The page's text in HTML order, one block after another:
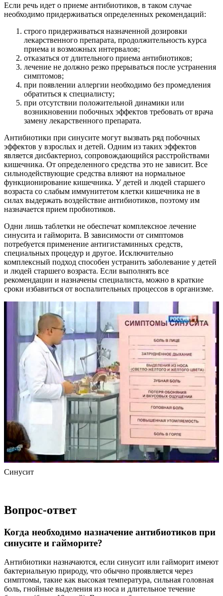
Если речь идет о приеме антибиотиков, в таком случае
необходимо придерживаться определенных рекомендаций:
строго придерживаться назначенной дозировки
лекарственного препарата, продолжительность курса
приема и возможных интервалов;
отказаться от длительного приема антибиотиков;
лечение не должно резко прерываться после устранения
симптомов;
при появлении аллергии необходимо без промедления
обратиться к специалисту;
при отсутствии положительной динамики или
возникновении побочных эффектов требовать от врача
замену лекарственного препарата.
Антибиотики при синусите могут вызвать ряд побочных
эффектов у взрослых и детей. Одним из таких эффектов
является дисбактериоз, сопровождающийся расстройствами
кишечника. От определенного средства это не зависит. Все
сильнодействующие средства влияют на нормальное
функционирование кишечника. У детей и людей старшего
возраста со слабым иммунитетом клетки кишечника не в
силах выдержать воздействие антибиотиков, поэтому им
назначается прием пробиотиков.
Одни лишь таблетки не обеспечат комплексное лечение
синусита и гайморита. В зависимости от симптомов
потребуется применение антигистаминных средств,
специальных процедур и другое. Исключительно
комплексный подход способен устранить заболевание у детей
и людей старшего возраста. Если выполнять все
рекомендации и назначены специалиста, можно в краткие
сроки избавиться от воспалительных процессов в организме.
Синусит
Вопрос-ответ
Когда необходимо назначение антибиотиков при
синусите и гайморите?
Антибиотики назначаются, если синусит или гайморит имеют
бактериальную природу, что обычно проявляется через
симптомы, такие как высокая температура, сильная головная
боль, гнойные выделения из носа и длительное течение